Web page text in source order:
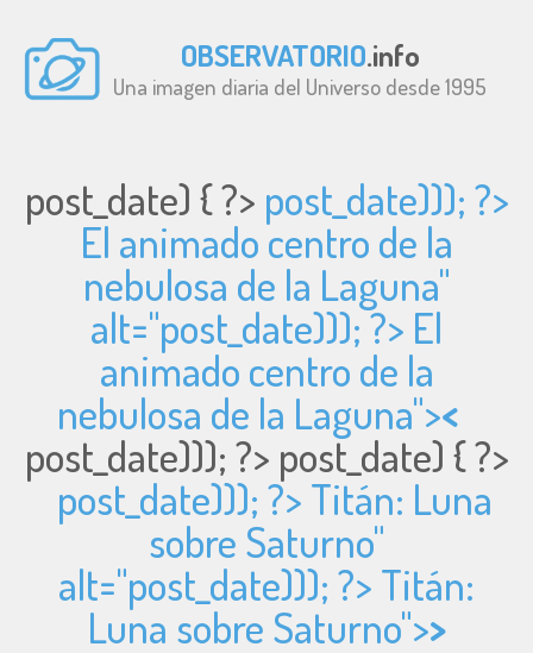
OBSERVATORIO.info
Una imagen diaria del Universo desde 1995
post_date) { ?> post_date))); ?>
El animado centro de la
nebulosa de la Laguna"
alt="post_date))); ?> El
animado centro de la
nebulosa de la Laguna"><
post_date))); ?> post_date) { ?>
post_date))); ?> Titán: Luna
sobre Saturno"
alt="post_date))); ?> Titán:
Luna sobre Saturno">>